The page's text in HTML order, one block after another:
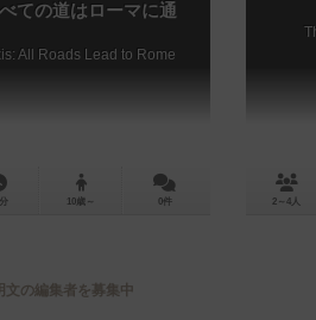
ての道はローマに通
All Roads Lead to Rome
10歳～ 0件
文の編集者を募集中
2～4人